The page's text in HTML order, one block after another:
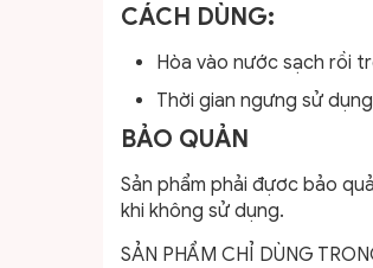
CÁCH DÙNG:
Hòa vào nước sạch rồi
Thời gian ngưng sử
BẢO QUẢN
Sản phẩm phải đựơc bảo
khi không sử dụng.
SẢN PHẨM CHỈ DÙNG